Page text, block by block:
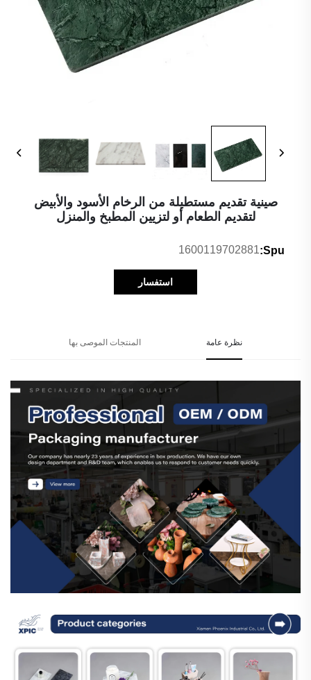
صينية تقديم مستطيلة من الرخام الأسود والأبيض
لتقديم الطعام أو لتزيين المطبخ والمنزل
Spu:
1600119702881
استفسار
نظرة عامة المنتجات الموصى بها